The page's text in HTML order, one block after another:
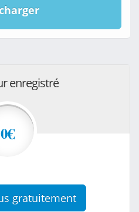
enregistré
0€
gratuitement